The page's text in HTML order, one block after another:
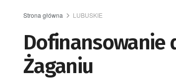
Strona główna LUBUSKIE
Dofinansowanie
Żaganiu